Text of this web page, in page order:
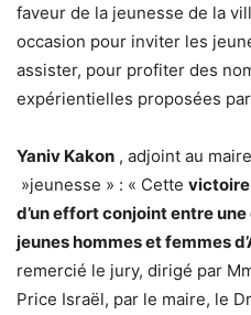
faveur de la jeunesse de la
occasion pour inviter les
assister, pour profiter des
expérientielles proposées
Yaniv Kakon , adjoint au
»jeunesse » : « Cette victoire
d’un effort conjoint entre
jeunes hommes et femmes
remercié le jury, dirigé par
Price Israël, par le maire, le